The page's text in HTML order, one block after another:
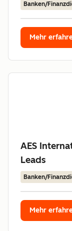
Banken/
Mehr
AES
Leads
Banken/
Mehr